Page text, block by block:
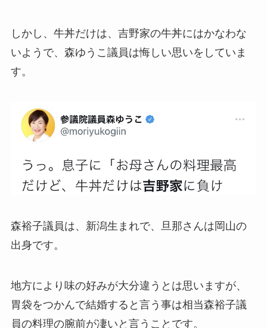
しかし、牛丼だけは、吉野家の牛丼にはかなわな
いようで、森ゆうこ議員は悔しい思いをしていま
す。
森裕子議員は、新潟生まれで、旦那さんは岡山の
出身です。
地方により味の好みが大分違うとは思いますが、
胃袋をつかんで結婚すると言う事は相当森裕子議
員の料理の腕前が凄いと言うことです。